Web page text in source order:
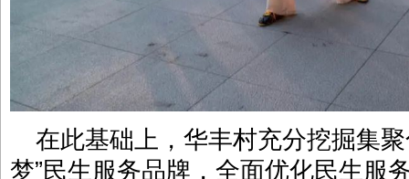
在此基础上，华丰村充分挖掘集
梦”民生服务品牌，全面优化民生服